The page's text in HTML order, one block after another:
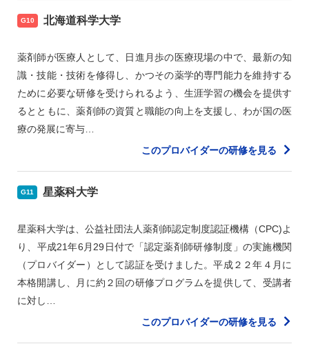
G10 北海道科学大学
薬剤師が医療人として、日進月歩の医療現場の中で、最新の知
識・技能・技術を修得し、かつその薬学的専門能力を維持する
ために必要な研修を受けられるよう、生涯学習の機会を提供す
るとともに、薬剤師の資質と職能の向上を支援し、わが国の医
療の発展に寄与…
このプロバイダーの研修を見る
G11 星薬科大学
星薬科大学は、公益社団法人薬剤師認定制度認証機構（CPC)よ
り、平成21年6月29日付で「認定薬剤師研修制度」の実施機関
（プロバイダー）として認証を受けました。平成２２年４月に
本格開講し、月に約２回の研修プログラムを提供して、受講者
に対し…
このプロバイダーの研修を見る